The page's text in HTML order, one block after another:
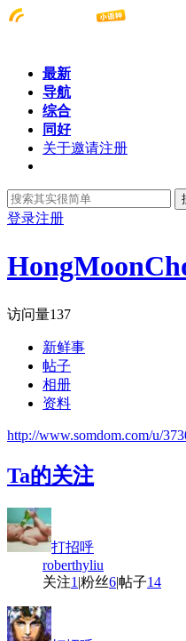
最新
导航
综合
同好
关于邀请注册
登录注册
访问量137
新鲜事
帖子
相册
资料
http://www.somdom.com/u/
Ta的关注
打招呼
roberthyliu
关注1 |粉丝6|帖子14